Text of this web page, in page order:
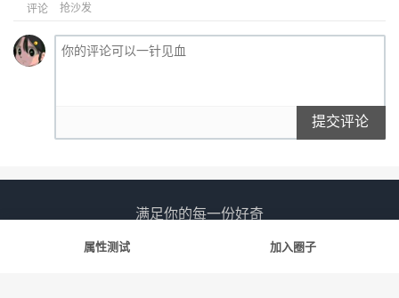
评论 抢沙发
提交评论
满足你的每一份好奇
属性测试 加入圈子